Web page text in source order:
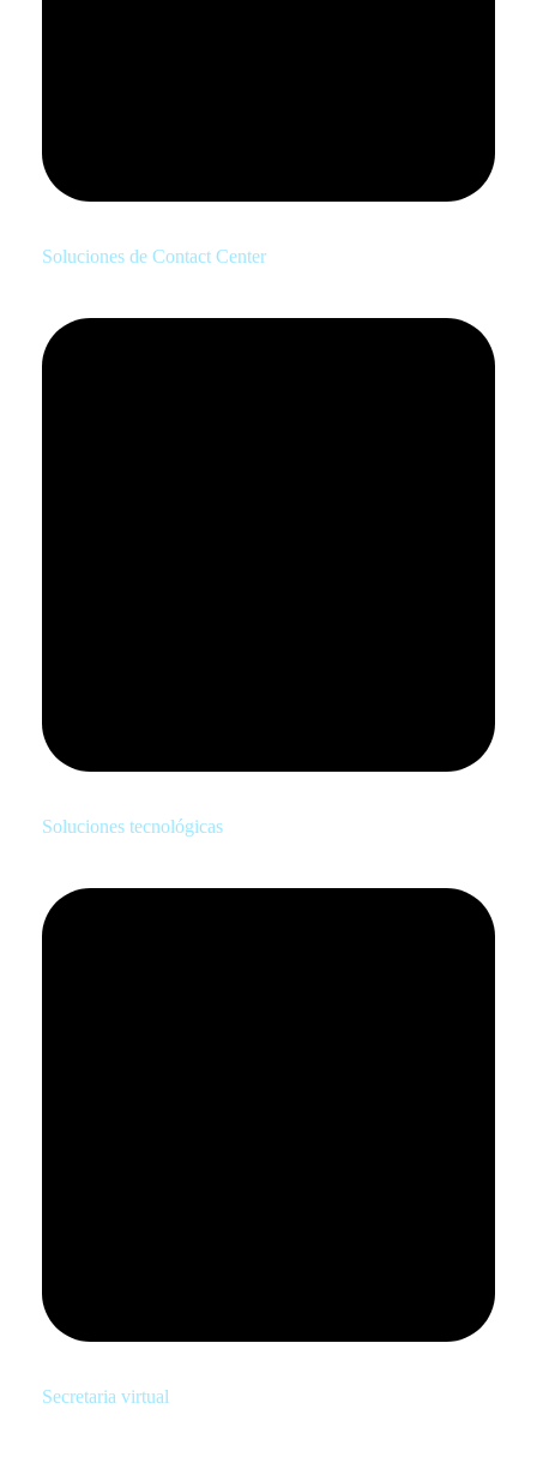
Soluciones de Contact Center
Soluciones tecnológicas
Secretaria virtual